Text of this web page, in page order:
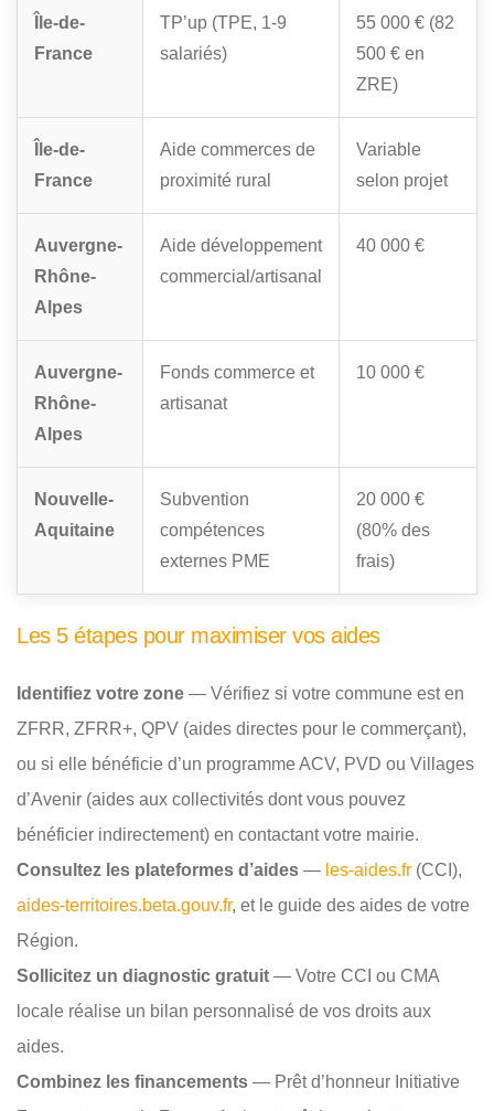
Île-de-
France
TP’up (TPE, 1-9
salariés)
55 000 € (82
500 € en
ZRE)
Île-de-
France
Aide commerces de
proximité rural
Variable
selon projet
Auvergne-
Rhône-
Alpes
Aide développement
commercial/artisanal
40 000 €
Auvergne-
Rhône-
Alpes
Fonds commerce et
artisanat
10 000 €
Nouvelle-
Aquitaine
Subvention
compétences
externes PME
20 000 €
(80% des
frais)
Les 5 étapes pour maximiser vos aides
Identifiez votre zone — Vérifiez si votre commune est en
ZFRR, ZFRR+, QPV (aides directes pour le commerçant),
ou si elle bénéficie d’un programme ACV, PVD ou Villages
d’Avenir (aides aux collectivités dont vous pouvez
bénéficier indirectement) en contactant votre mairie.
Consultez les plateformes d’aides — les-aides.fr (CCI),
aides-territoires.beta.gouv.fr, et le guide des aides de votre
Région.
Sollicitez un diagnostic gratuit — Votre CCI ou CMA
locale réalise un bilan personnalisé de vos droits aux
aides.
Combinez les financements — Prêt d’honneur Initiative